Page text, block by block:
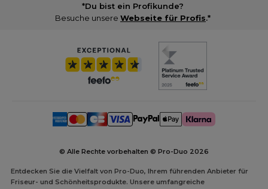
*Du bist ein Profikunde?
Besuche unsere Webseite für Profis.*
© Alle Rechte vorbehalten © Pro-Duo 2026
Entdecken Sie die Vielfalt von Pro-Duo, Ihrem führenden Anbieter für
Friseur- und Schönheitsprodukte. Unsere umfangreiche